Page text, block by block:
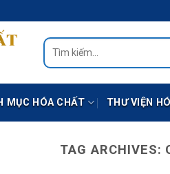
Tìm
kiếm:
MỤC HÓA CHẤT THƯ VIỆN
TAG ARCHIVES: